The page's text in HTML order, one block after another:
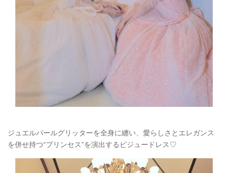
ジュエルパールグリッターを全身に纏い、愛らしさとエレガンス
を併せ持つ“プリンセス”を演出するビジュードレス♡